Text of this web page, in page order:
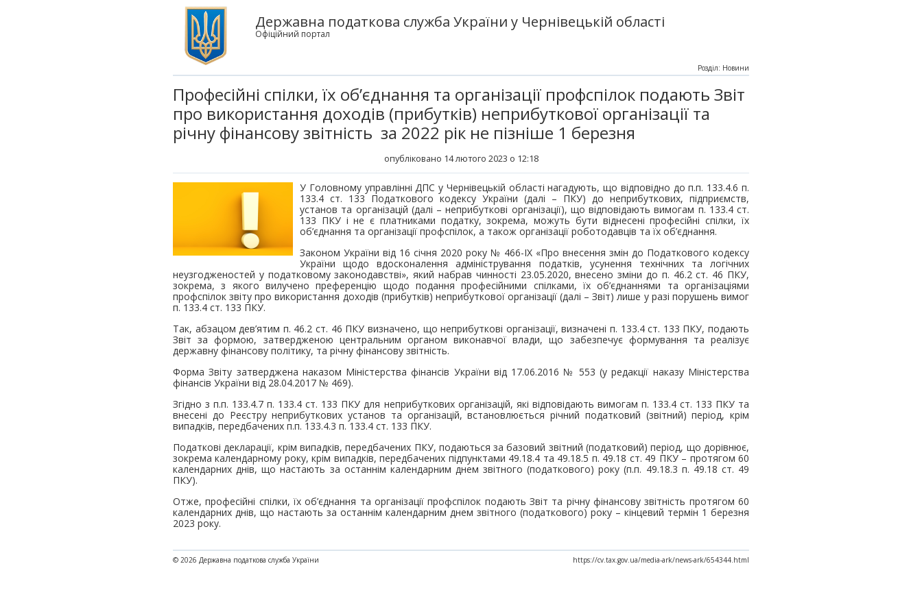
Державна податкова служба України у Чернівецькій області
Офіційний портал
Професійні спілки, їх об’єднання та організації профспілок подають Звіт
про використання доходів (прибутків) неприбуткової організації та
річну фінансову звітність за 2022 рік не пізніше 1 березня
опубліковано 14 лютого 2023 о 12:18
Розділ: Новини
У Головному управлінні ДПС у Чернівецькій області нагадують, що відповідно до п.п. 133.4.6 п.
133.4 ст. 133 Податкового кодексу України (далі – ПКУ) до неприбуткових, підприємств,
установ та організацій (далі – неприбуткові організації), що відповідають вимогам п. 133.4 ст.
133 ПКУ і не є платниками податку, зокрема, можуть бути віднесені професійні спілки, їх
об’єднання та організації профспілок, а також організації роботодавців та їх об’єднання.
Законом України від 16 січня 2020 року № 466-IX «Про внесення змін до Податкового кодексу
України щодо вдосконалення адміністрування податків, усунення технічних та логічних
неузгодженостей у податковому законодавстві», який набрав чинності 23.05.2020, внесено зміни до п. 46.2 ст. 46 ПКУ,
зокрема, з якого вилучено преференцію щодо подання професійними спілками, їх об’єднаннями та організаціями
профспілок звіту про використання доходів (прибутків) неприбуткової організації (далі – Звіт) лише у разі порушень вимог
п. 133.4 ст. 133 ПКУ.
Так, абзацом дев’ятим п. 46.2 ст. 46 ПКУ визначено, що неприбуткові організації, визначені п. 133.4 ст. 133 ПКУ, подають
Звіт за формою, затвердженою центральним органом виконавчої влади, що забезпечує формування та реалізує
державну фінансову політику, та річну фінансову звітність.
Форма Звіту затверджена наказом Міністерства фінансів України від 17.06.2016 № 553 (у редакції наказу Міністерства
фінансів України від 28.04.2017 № 469).
Згідно з п.п. 133.4.7 п. 133.4 ст. 133 ПКУ для неприбуткових організацій, які відповідають вимогам п. 133.4 ст. 133 ПКУ та
внесені до Реєстру неприбуткових установ та організацій, встановлюється річний податковий (звітний) період, крім
випадків, передбачених п.п. 133.4.3 п. 133.4 ст. 133 ПКУ.
Податкові декларації, крім випадків, передбачених ПКУ, подаються за базовий звітний (податковий) період, що дорівнює,
зокрема календарному року, крім випадків, передбачених підпунктами 49.18.4 та 49.18.5 п. 49.18 ст. 49 ПКУ – протягом 60
календарних днів, що настають за останнім календарним днем звітного (податкового) року (п.п. 49.18.3 п. 49.18 ст. 49
ПКУ).
Отже, професійні спілки, їх об’єднання та організації профспілок подають Звіт та річну фінансову звітність протягом 60
календарних днів, що настають за останнім календарним днем звітного (податкового) року – кінцевий термін 1 березня
2023 року.
© 2026 Державна податкова служба України https://cv.tax.gov.ua/media-ark/news-ark/654344.html